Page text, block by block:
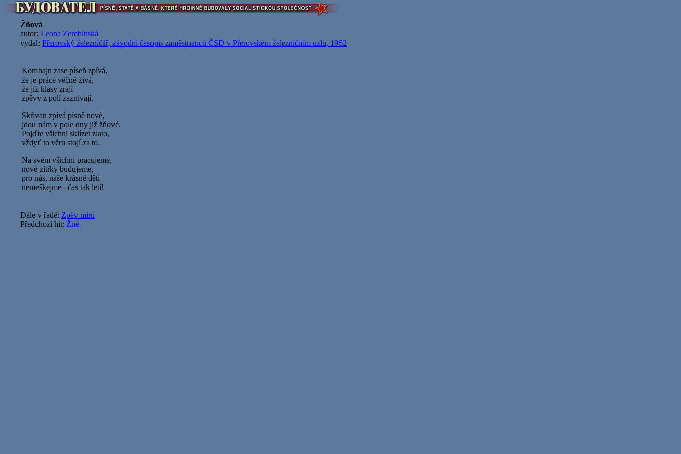
Žňová
autor: Leona Zembinská
vydal: Přerovský železničář, závodní časopis zaměstnanců ČSD v Přerovském železničním uzlu, 1962
Kombajn zase píseň zpívá,
že je práce věčně živá,
že již klasy zrají
zpěvy z polí zaznívají.
Skřivan zpívá písně nové,
jdou nám v pole dny již žňové.
Pojďte všichni sklízet zlato,
vždyť to věru stojí za to.
Na svém všichni pracujeme,
nové zítřky budujeme,
pro nás, naše krásné děti
nemeškejme - čas tak letí!
Dále v řadě: Zpěv míru
Předchozí hit: Žně